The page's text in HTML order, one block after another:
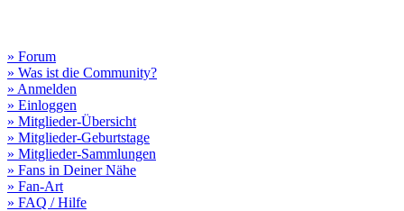
» Forum
» Was ist die Community?
» Anmelden
» Einloggen
» Mitglieder-Übersicht
» Mitglieder-Geburtstage
» Mitglieder-Sammlungen
» Fans in Deiner Nähe
» Fan-Art
» FAQ / Hilfe